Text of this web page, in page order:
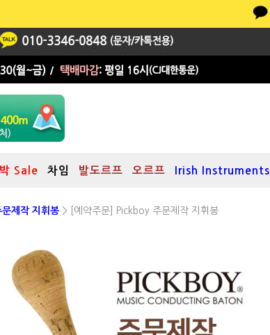
Sale 차임 발도르프 오르프 Irish Instruments
문제작 지휘봉 > [예약주문] Pickboy 주문제작 지휘봉